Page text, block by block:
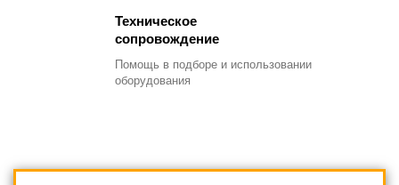
Техническое
сопровождение
Помощь в подборе и использовании
оборудования